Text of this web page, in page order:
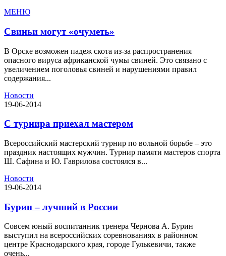
МЕНЮ
Свиньи могут «очуметь»
В Орске возможен падеж скота из-за распространения
опасного вируса африканской чумы свиней. Это связано с
увеличением поголовья свиней и нарушениями правил
содержания...
Новости
19-06-2014
С турнира приехал мастером
Всероссийский мастерский турнир по вольной борьбе – это
праздник настоящих мужчин. Турнир памяти мастеров спорта
Ш. Сафина и Ю. Гаврилова состоялся в...
Новости
19-06-2014
Бурин – лучший в России
Совсем юный воспитанник тренера Чернова А. Бурин
выступил на всероссийских соревнованиях в районном
центре Краснодарского края, городе Гулькевичи, также
очень...